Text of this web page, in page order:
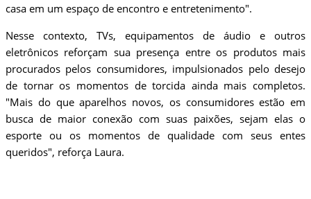
casa em um espaço de encontro e entretenimento".
Nesse contexto, TVs, equipamentos de áudio e outros
eletrônicos reforçam sua presença entre os produtos mais
procurados pelos consumidores, impulsionados pelo desejo
de tornar os momentos de torcida ainda mais completos.
"Mais do que aparelhos novos, os consumidores estão em
busca de maior conexão com suas paixões, sejam elas o
esporte ou os momentos de qualidade com seus entes
queridos", reforça Laura.